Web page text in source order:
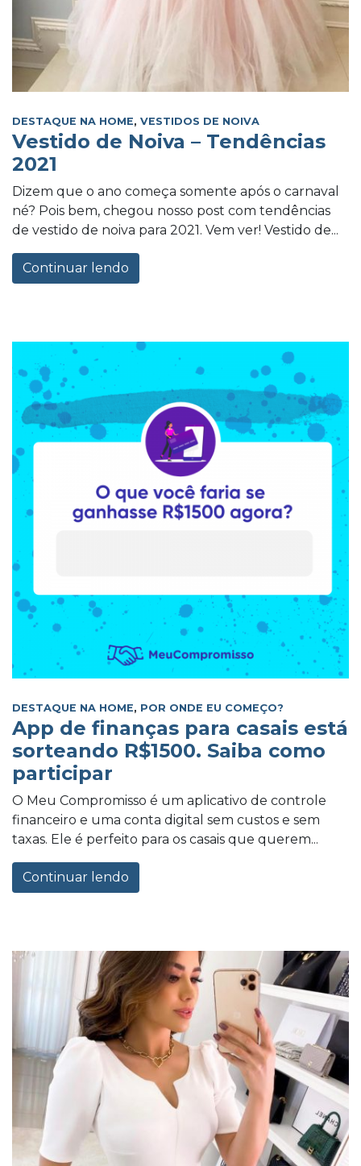
DESTAQUE NA HOME, VESTIDOS DE NOIVA
Vestido de Noiva – Tendências
2021
Dizem que o ano começa somente após o carnaval
né? Pois bem, chegou nosso post com tendências
de vestido de noiva para 2021. Vem ver! Vestido de...
Continuar lendo
DESTAQUE NA HOME, POR ONDE EU COMEÇO?
App de finanças para casais está
sorteando R$1500. Saiba como
participar
O Meu Compromisso é um aplicativo de controle
financeiro e uma conta digital sem custos e sem
taxas. Ele é perfeito para os casais que querem...
Continuar lendo